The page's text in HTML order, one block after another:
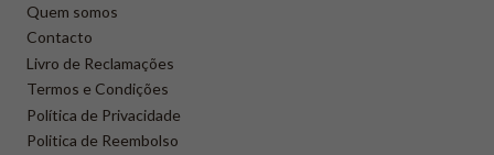
Quem somos
Contacto
Livro de Reclamações
Termos e Condições
Política de Privacidade
Politica de Reembolso